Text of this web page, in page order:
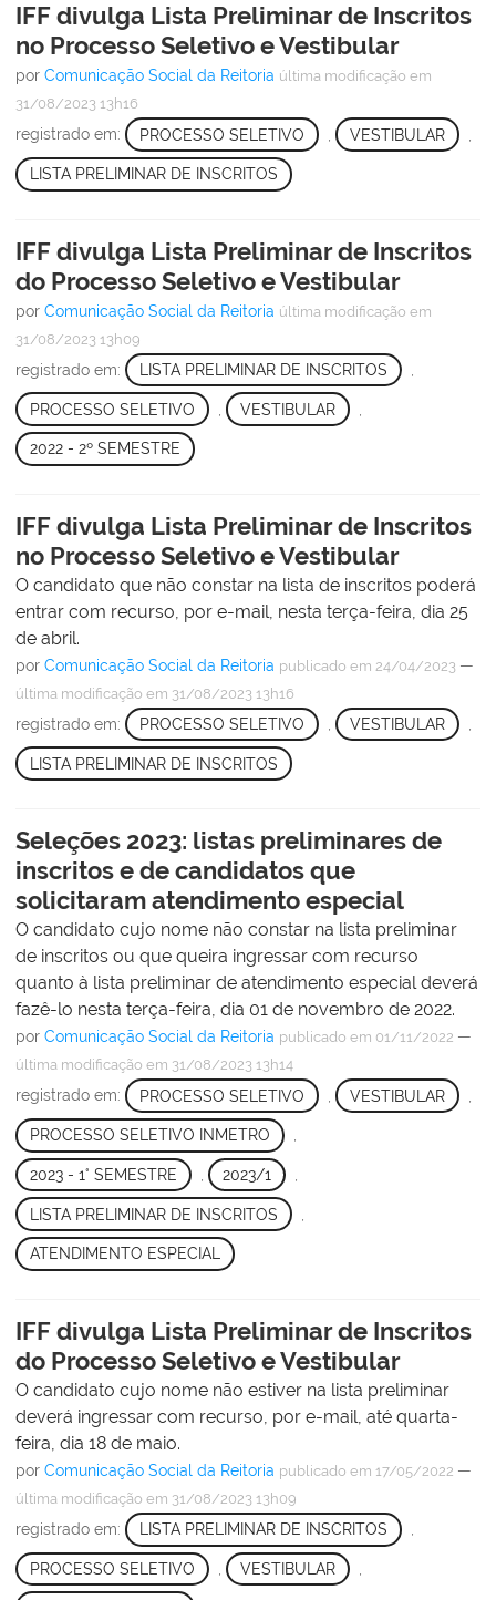
IFF divulga Lista Preliminar de Inscritos
no Processo Seletivo e Vestibular
por Comunicação Social da Reitoria última modificação em
31/08/2023 13h16
registrado em: PROCESSO SELETIVO VESTIBULAR
LISTA PRELIMINAR DE INSCRITOS
IFF divulga Lista Preliminar de Inscritos
do Processo Seletivo e Vestibular
por Comunicação Social da Reitoria última modificação em
31/08/2023 13h09
registrado em: LISTA PRELIMINAR DE INSCRITOS
PROCESSO SELETIVO VESTIBULAR
2022 - 2º SEMESTRE
IFF divulga Lista Preliminar de Inscritos
no Processo Seletivo e Vestibular
O candidato que não constar na lista de inscritos poderá
entrar com recurso, por e-mail, nesta terça-feira, dia 25
de abril.
por Comunicação Social da Reitoria publicado em 24/04/2023 —
última modificação em 31/08/2023 13h16
registrado em: PROCESSO SELETIVO VESTIBULAR
LISTA PRELIMINAR DE INSCRITOS
Seleções 2023: listas preliminares de
inscritos e de candidatos que
solicitaram atendimento especial
O candidato cujo nome não constar na lista preliminar
de inscritos ou que queira ingressar com recurso
quanto à lista preliminar de atendimento especial deverá
fazê-lo nesta terça-feira, dia 01 de novembro de 2022.
por Comunicação Social da Reitoria publicado em 01/11/2022 —
última modificação em 31/08/2023 13h14
registrado em: PROCESSO SELETIVO VESTIBULAR
PROCESSO SELETIVO INMETRO ,
2023 - 1° SEMESTRE 2023/1
LISTA PRELIMINAR DE INSCRITOS
ATENDIMENTO ESPECIAL
IFF divulga Lista Preliminar de Inscritos
do Processo Seletivo e Vestibular
O candidato cujo nome não estiver na lista preliminar
deverá ingressar com recurso, por e-mail, até quarta-
feira, dia 18 de maio.
por Comunicação Social da Reitoria publicado em 17/05/2022 —
última modificação em 31/08/2023 13h09
registrado em: LISTA PRELIMINAR DE INSCRITOS
PROCESSO SELETIVO VESTIBULAR